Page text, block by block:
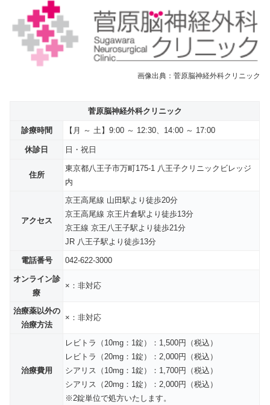
画像出典：菅原脳神経外科クリニック
菅原脳神経外科クリニック
診療時間 【月 ～ 土】9:00 ～ 12:30、14:00 ～ 17:00
休診日 日・祝日
住所
東京都八王子市万町175-1 八王子クリニックビレッジ
内
アクセス
京王高尾線 山田駅より徒歩20分
京王高尾線 京王片倉駅より徒歩13分
京王線 京王八王子駅より徒歩21分
JR 八王子駅より徒歩13分
電話番号 042-622-3000
オンライン診
療
×：非対応
治療薬以外の
治療方法
×：非対応
治療費用
レビトラ（10mg：1錠）：1,500円（税込）
レビトラ（20mg：1錠）：2,000円（税込）
シアリス（10mg：1錠）：1,700円（税込）
シアリス（20mg：1錠）：2,000円（税込）
※2錠単位で処方いたします。